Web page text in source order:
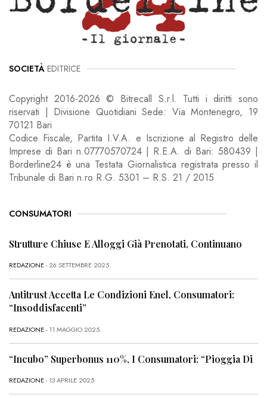
SOCIETÀ EDITRICE
Copyright 2016-2026 © Bitrecall S.r.l. Tutti i diritti sono
riservati | Divisione Quotidiani Sede: Via Montenegro, 19
70121 Bari
Codice Fiscale, Partita I.V.A. e Iscrizione al Registro delle
Imprese di Bari n.07770570724 | R.E.A. di Bari: 580439 |
Borderline24 è una Testata Giornalistica registrata presso il
Tribunale di Bari n.ro R.G. 5301 – R.S. 21 / 2015
CONSUMATORI
Strutture Chiuse E Alloggi Già Prenotati, Continuano
REDAZIONE- 26 SETTEMBRE 2025
Antitrust Accetta Le Condizioni Enel, Consumatori:
“Insoddisfacenti”
REDAZIONE- 11 MAGGIO 2025
“Incubo” Superbonus 110%, I Consumatori: “Pioggia Di
REDAZIONE- 13 APRILE 2025